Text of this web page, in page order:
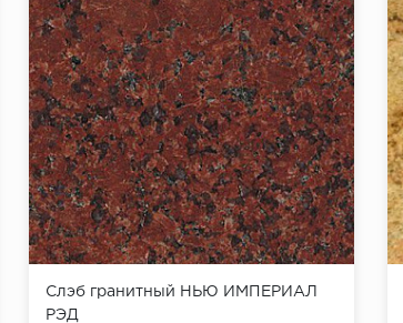
Слэб гранитный НЬЮ ИМПЕРИАЛ
РЭД